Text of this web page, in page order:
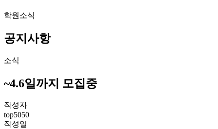
학원소식
공지사항
소식
~4.6일까지 모집중
작성자
top5050
작성일